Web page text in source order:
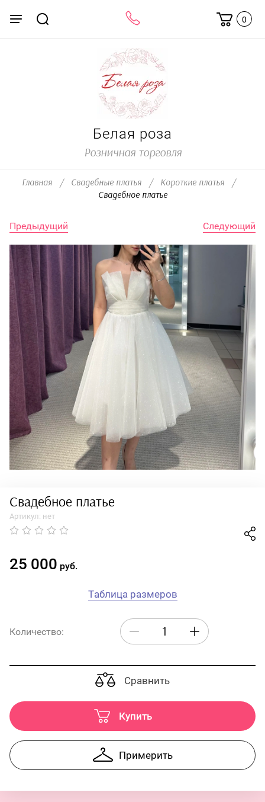
0
Белая роза
Розничная торговля
Главная / Свадебные платья / Короткие платья
/
Свадебное платье
Предыдущий Следующий
Свадебное платье
Артикул: нет
25 000 руб.
Таблица размеров
Количество:
Сравнить
Купить
Примерить